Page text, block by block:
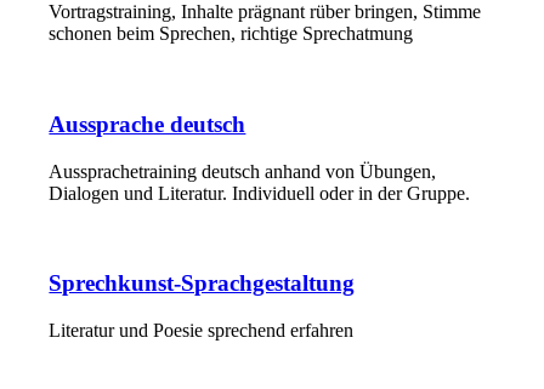
Vortragstraining, Inhalte prägnant rüber bringen, Stimme
schonen beim Sprechen, richtige Sprechatmung
Aussprache deutsch
Aussprachetraining deutsch anhand von Übungen,
Dialogen und Literatur. Individuell oder in der Gruppe.
Sprechkunst-Sprachgestaltung
Literatur und Poesie sprechend erfahren